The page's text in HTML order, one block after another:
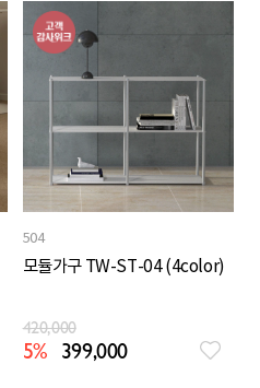
504
모듈가구 TW-ST-04 (4color)
420,000
5% 399,000